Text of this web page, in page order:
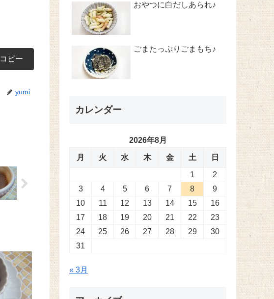
コピー
yumi
おやつに白だしあられ♪
ごまたっぷりごまもち♪
カレンダー
2026年8月
月 火 水 木 金 土 日
1
2
3
4 5 6 7 8
9
10
11 12 13 14 15
16
17
18 19 20 21 22
23
24
25 26 27 28 29
30
31
« 3月